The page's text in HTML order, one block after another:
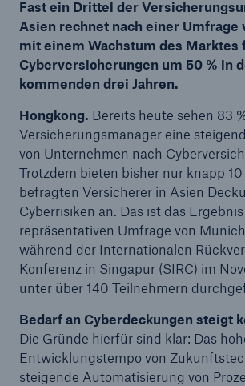
Fast ein Drittel der
Asien rechnet nach einer Umfrage
mit einem Wachstum des Marktes
Cyberversicherungen um 50 % in
kommenden drei Jahren.
Hongkong. Bereits heute sehen 83
Versicherungsmanager eine
von Unternehmen nach
Trotzdem bieten bisher nur knapp 10
befragten Versicherer in Asien
Cyberrisiken an. Das ist das
repräsentativen Umfrage von
während der Internationalen
Konferenz in Singapur (SIRC) im
unter über 140 Teilnehmern
Bedarf an Cyberdeckungen steigt
Die Gründe hierfür sind klar: Das
Entwicklungstempo von
steigende Automatisierung von
Tech Trend Radar 2026
Our expert perspective for
Reinsurance Property/Casualty
Marine Trend Radar 2025